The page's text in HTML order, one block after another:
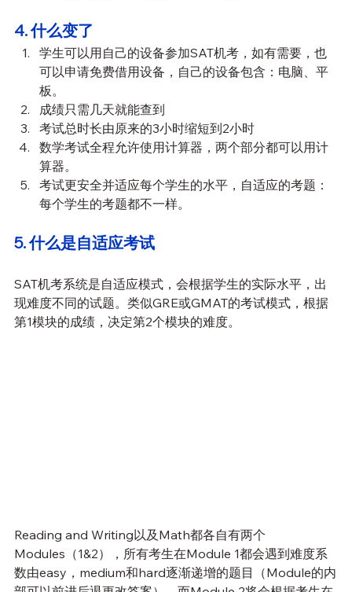
4. 什么变了
学生可以用自己的设备参加SAT机考，如有需要，也
可以申请免费借用设备，自己的设备包含：电脑、平
板。
成绩只需几天就能查到
考试总时长由原来的3小时缩短到2小时
数学考试全程允许使用计算器，两个部分都可以用计
算器。
考试更安全并适应每个学生的水平，自适应的考题：
每个学生的考题都不一样。
5. 什么是自适应考试
SAT机考系统是自适应模式，会根据学生的实际水平，出
现难度不同的试题。类似GRE或GMAT的考试模式，根据
第1模块的成绩，决定第2个模块的难度。
Reading and Writing以及Math都各自有两个
Modules（1&2），所有考生在Module 1都会遇到难度系
数由easy，medium和hard逐渐递增的题目（Module的内